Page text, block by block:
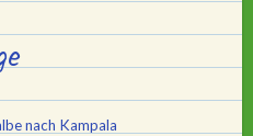
nach Kampala